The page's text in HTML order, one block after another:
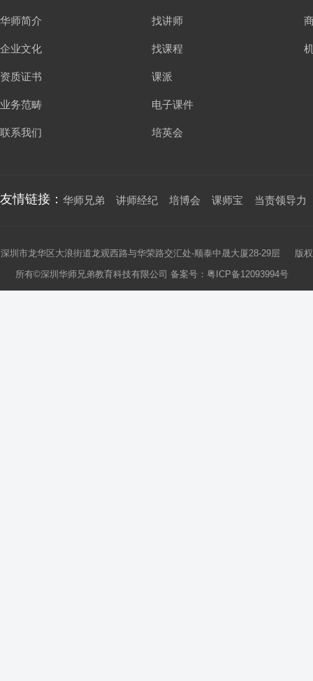
华师简介
企业文化
资质证书
业务范畴
联系我们
找讲师
找课程
课派
电子课件
培英会
友情链接： 华师兄弟 讲师经纪 培博会 课师宝 当责领导力
深圳市龙华区大浪街道龙观西路与华荣路交汇处-顺泰中晟大厦28-29层 版权
所有©深圳华师兄弟教育科技有限公司 备案号： 粤ICP备12093994号